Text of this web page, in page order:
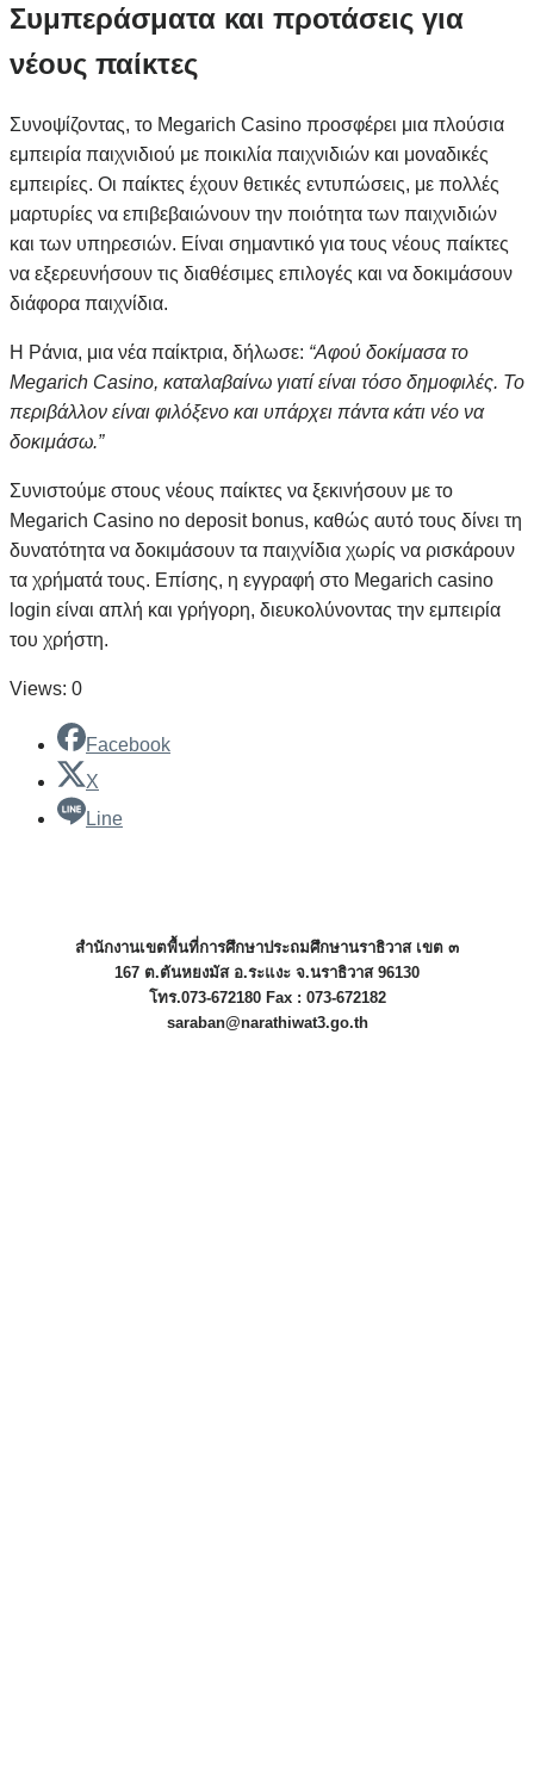
Συμπεράσματα και προτάσεις για
νέους παίκτες
Συνοψίζοντας, το Megarich Casino προσφέρει μια πλούσια
εμπειρία παιχνιδιού με ποικιλία παιχνιδιών και μοναδικές
εμπειρίες. Οι παίκτες έχουν θετικές εντυπώσεις, με πολλές
μαρτυρίες να επιβεβαιώνουν την ποιότητα των παιχνιδιών
και των υπηρεσιών. Είναι σημαντικό για τους νέους παίκτες
να εξερευνήσουν τις διαθέσιμες επιλογές και να δοκιμάσουν
διάφορα παιχνίδια.
Η Ράνια, μια νέα παίκτρια, δήλωσε: “Αφού δοκίμασα το
Megarich Casino, καταλαβαίνω γιατί είναι τόσο δημοφιλές. Το
περιβάλλον είναι φιλόξενο και υπάρχει πάντα κάτι νέο να
δοκιμάσω.”
Συνιστούμε στους νέους παίκτες να ξεκινήσουν με το
Megarich Casino no deposit bonus, καθώς αυτό τους δίνει τη
δυνατότητα να δοκιμάσουν τα παιχνίδια χωρίς να ρισκάρουν
τα χρήματά τους. Επίσης, η εγγραφή στο Megarich casino
login είναι απλή και γρήγορη, διευκολύνοντας την εμπειρία
του χρήστη.
Views: 0
Facebook
X
Line
สำนักงานเขตพื้นที่การศึกษาประถมศึกษานราธิวาส เขต ๓
167 ต.ตันหยงมัส อ.ระแงะ จ.นราธิวาส 96130
โทร.073-672180 Fax : 073-672182
saraban@narathiwat3.go.th